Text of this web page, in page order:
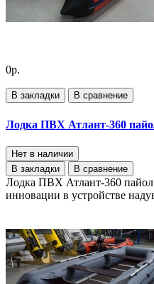
0р.
В закладки В сравнение
Лодка ПВХ Атлант-360
Нет в наличии
В закладки
В сравнение
Лодка ПВХ Атлант-360 пайол
инновации в устройстве